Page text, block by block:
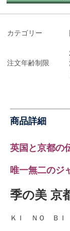
カテゴリー
注文年齢制限
商品詳細
英国と京都の
唯一無二のジ
季の美 京
ＫＩ ＮＯ ＢＩ